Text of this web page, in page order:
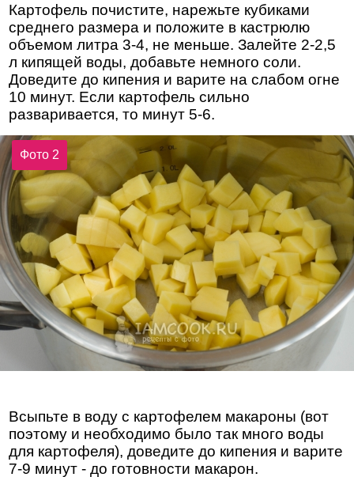
Картофель почистите, нарежьте кубиками
среднего размера и положите в кастрюлю
объемом литра 3-4, не меньше. Залейте 2-2,5
л кипящей воды, добавьте немного соли.
Доведите до кипения и варите на слабом огне
10 минут. Если картофель сильно
разваривается, то минут 5-6.
Фото 2
Всыпьте в воду с картофелем макароны (вот
поэтому и необходимо было так много воды
для картофеля), доведите до кипения и варите
7-9 минут - до готовности макарон.